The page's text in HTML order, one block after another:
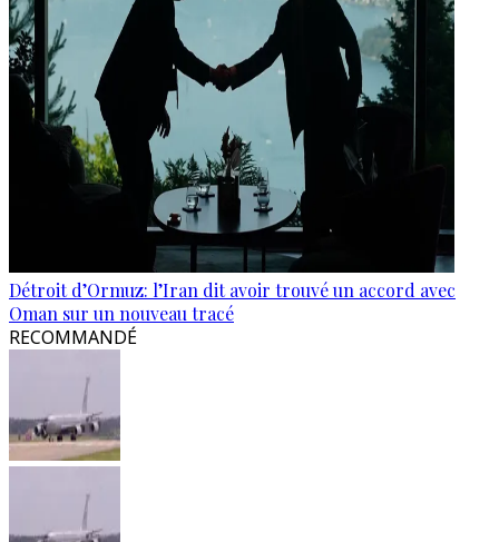
Détroit d’Ormuz: l’Iran dit avoir trouvé un accord avec
Oman sur un nouveau tracé
RECOMMANDÉ